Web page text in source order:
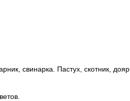
свинарка. Пастух, скотник,